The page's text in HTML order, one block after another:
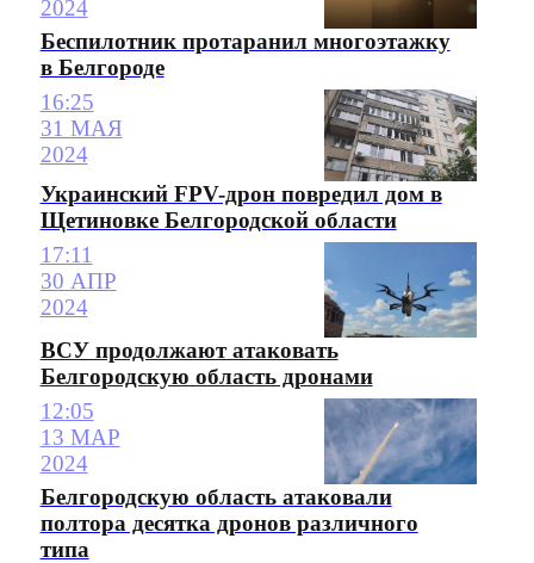
2024
Беспилотник протаранил многоэтажку
в Белгороде
16:25
31 МАЯ
2024
Украинский FPV-дрон повредил дом в
Щетиновке Белгородской области
17:11
30 АПР
2024
ВСУ продолжают атаковать
Белгородскую область дронами
12:05
13 МАР
2024
Белгородскую область атаковали
полтора десятка дронов различного
типа